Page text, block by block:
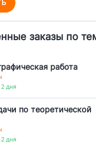
заказы по
работа
2 дня
по теоретической
2 дня